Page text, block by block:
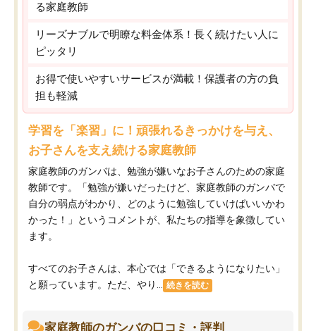
る家庭教師
リーズナブルで明瞭な料金体系！長く続けたい人に
ピッタリ
お得で使いやすいサービスが満載！保護者の方の負
担も軽減
学習を「楽習」に！頑張れるきっかけを与え、
お子さんを支え続ける家庭教師
家庭教師のガンバは、勉強が嫌いなお子さんのための家庭
教師です。「勉強が嫌いだったけど、家庭教師のガンバで
自分の弱点がわかり、どのように勉強していけばいいかわ
かった！」というコメントが、私たちの指導を象徴してい
ます。
すべてのお子さんは、本心では「できるようになりたい」
と願っています。ただ、やり...
続きを読む
家庭教師のガンバの口コミ・評判